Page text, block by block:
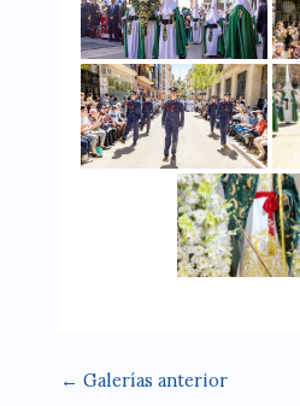
← Galerías anterior